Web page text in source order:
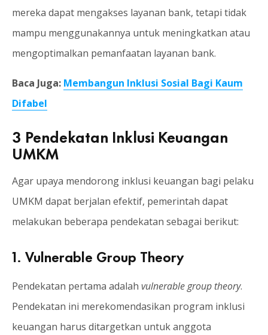
mereka dapat mengakses layanan bank, tetapi tidak
mampu menggunakannya untuk meningkatkan atau
mengoptimalkan pemanfaatan layanan bank.
Baca Juga: Membangun Inklusi Sosial Bagi Kaum
Difabel
3 Pendekatan Inklusi Keuangan
UMKM
Agar upaya mendorong inklusi keuangan bagi pelaku
UMKM dapat berjalan efektif, pemerintah dapat
melakukan beberapa pendekatan sebagai berikut:
1. Vulnerable Group Theory
Pendekatan pertama adalah vulnerable group theory.
Pendekatan ini merekomendasikan program inklusi
keuangan harus ditargetkan untuk anggota